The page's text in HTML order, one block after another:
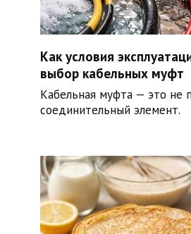
Как условия
выбор кабельных муфт
Кабельная муфта — это не
соединительный элемент.